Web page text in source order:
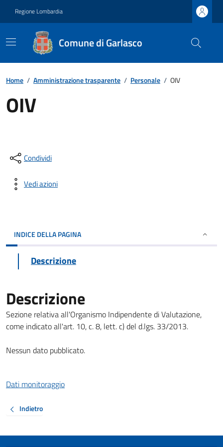
Regione Lombardia
Comune di Garlasco
Home / Amministrazione trasparente / Personale / OIV
OIV
Condividi
Vedi azioni
INDICE DELLA PAGINA
Descrizione
Descrizione
Sezione relativa all'Organismo Indipendente di Valutazione,
come indicato all'art. 10, c. 8, lett. c) del d.lgs. 33/2013.
Nessun dato pubblicato.
Dati monitoraggio
Indietro